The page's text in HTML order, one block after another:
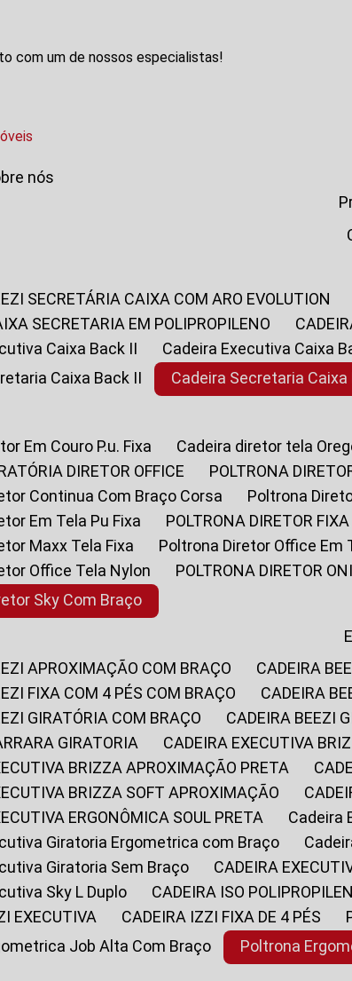
com um de nossos especialistas!
nós
SECRETÁRIA CAIXA COM ARO EVOLUTION
SECRETARIA EM POLIPROPILENO
Caixa Back II
Cadeira Executiva Caixa
Caixa Back II
Cadeira Secretaria
Em Couro P.u. Fixa
Cadeira diretor tela
DIRETOR OFFICE
POLTRONA
Continua Com Braço Corsa
Poltrona
Em Tela Pu Fixa
POLTRONA DIRETOR
Maxx Tela Fixa
Poltrona Diretor Office Em
Office Tela Nylon
POLTRONA DIRETOR
Sky Com Braço
APROXIMAÇÃO COM BRAÇO
CADEIRA
FIXA COM 4 PÉS COM BRAÇO
CADEIRA
GIRATÓRIA COM BRAÇO
CADEIRA BEEZI
GIRATORIA
CADEIRA EXECUTIVA
BRIZZA APROXIMAÇÃO PRETA
BRIZZA SOFT APROXIMAÇÃO
ERGONÔMICA SOUL PRETA
Giratoria Ergometrica com Braço
Giratoria Sem Braço
CADEIRA
Sky L Duplo
CADEIRA ISO
EXECUTIVA
CADEIRA IZZI FIXA DE 4 PÉS
Job Alta Com Braço
Poltrona